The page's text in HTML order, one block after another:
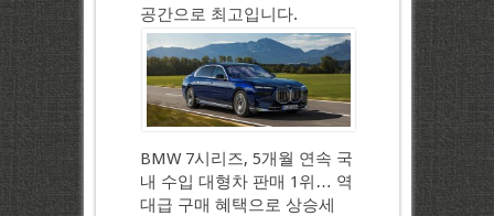
공간으로 최고입니다.
BMW 7시리즈, 5개월 연속 국
내 수입 대형차 판매 1위… 역
대급 구매 혜택으로 상승세